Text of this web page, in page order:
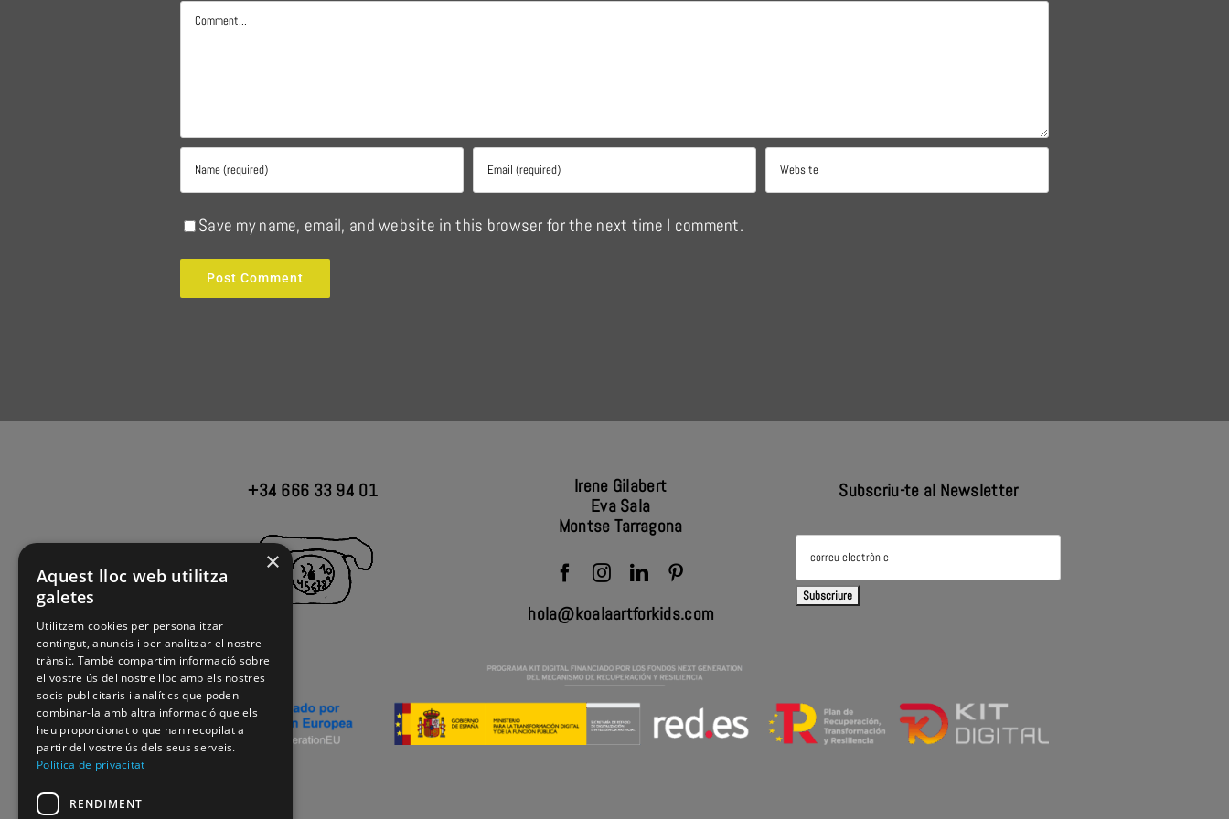
Comment
Save my name, email, and website in this browser for the next time I comment.
+34 666 33 94 01
Irene Gilabert
Eva Sala
Montse Tarragona
hola@koalaartforkids.com
Subscriu-te al Newsletter
×
Aquest lloc web utilitza
galetes
Utilitzem cookies per personalitzar
contingut, anuncis i per analitzar el nostre
trànsit. També compartim informació sobre
el vostre ús del nostre lloc amb els nostres
socis publicitaris i analítics que poden
combinar-la amb altra informació que els
heu proporcionat o que han recopilat a
partir del vostre ús dels seus serveis.
Política de privacitat
RENDIMENT